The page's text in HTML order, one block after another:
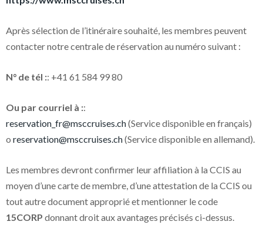
Après sélection de l’itinéraire souhaité, les membres peuvent
contacter notre centrale de réservation au numéro suivant :
N° de tél :: +41 61 584 99 80
Ou par courriel à ::
reservation_fr@msccruises.ch(Service disponible en français)
o reservation@msccruises.ch(Service disponible en allemand).
Les membres devront confirmer leur affiliation à la CCIS au
moyen d’une carte de membre, d’une attestation de la CCIS ou
tout autre document approprié et mentionner le code
15CORP donnant droit aux avantages précisés ci-dessus.